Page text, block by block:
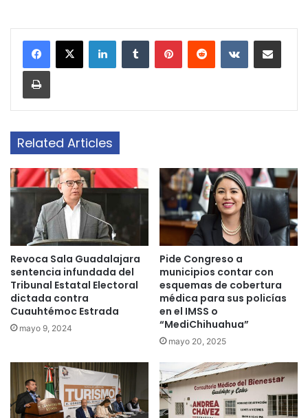
LinkedInTumblr PinterestReddit VKontakteShare via Email
Print
Related Articles
Revoca Sala Guadalajara
sentencia infundada del
Tribunal Estatal Electoral
dictada contra
Cuauhtémoc Estrada
mayo 9, 2024
Pide Congreso a
municipios contar con
esquemas de cobertura
médica para sus policías
en el IMSS o
“MediChihuahua”
mayo 20, 2025